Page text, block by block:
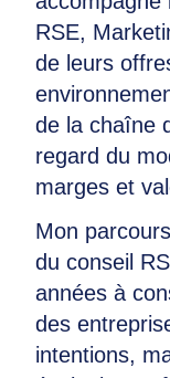
RSE,
de leurs
de la chaîne
regard du
marges et
Mon
du conseil
années à
des
intentions,